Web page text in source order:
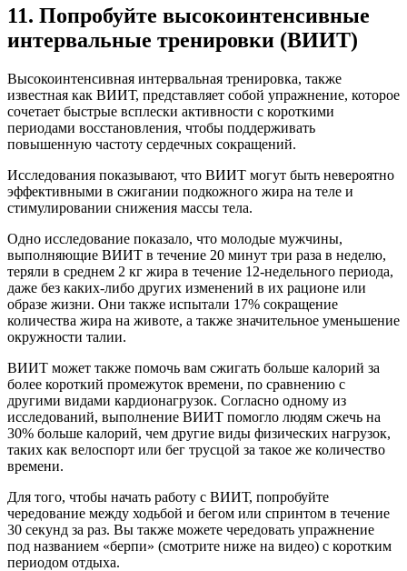
11. Попробуйте высокоинтенсивные
интервальные тренировки (ВИИТ)
Высокоинтенсивная интервальная тренировка, также
известная как ВИИТ, представляет собой упражнение, которое
сочетает быстрые всплески активности с короткими
периодами восстановления, чтобы поддерживать
повышенную частоту сердечных сокращений.
Исследования показывают, что ВИИТ могут быть невероятно
эффективными в сжигании подкожного жира на теле и
стимулировании снижения массы тела.
Одно исследование показало, что молодые мужчины,
выполняющие ВИИТ в течение 20 минут три раза в неделю,
теряли в среднем 2 кг жира в течение 12-недельного периода,
даже без каких-либо других изменений в их рационе или
образе жизни. Они также испытали 17% сокращение
количества жира на животе, а также значительное уменьшение
окружности талии.
ВИИТ может также помочь вам сжигать больше калорий за
более короткий промежуток времени, по сравнению с
другими видами кардионагрузок. Согласно одному из
исследований, выполнение ВИИТ помогло людям сжечь на
30% больше калорий, чем другие виды физических нагрузок,
таких как велоспорт или бег трусцой за такое же количество
времени.
Для того, чтобы начать работу с ВИИТ, попробуйте
чередование между ходьбой и бегом или спринтом в течение
30 секунд за раз. Вы также можете чередовать упражнение
под названием «берпи» (смотрите ниже на видео) с коротким
периодом отдыха.